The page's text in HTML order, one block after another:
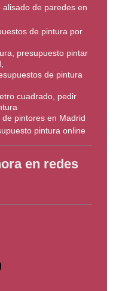
de paredes en
de pintura por
presupuesto pintar
de pintura
cuadrado, pedir
pintores en Madrid
pintura online
en redes